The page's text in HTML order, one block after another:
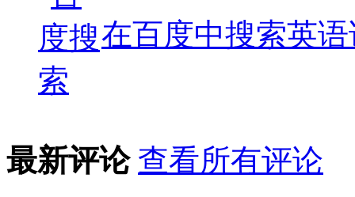
在百度中搜索英
最新评论 查看所有评论